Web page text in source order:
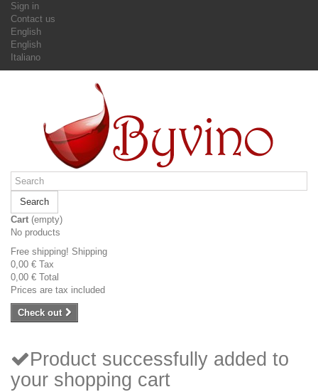
Sign in
Contact us
English
English
Italiano
Search
Cart (empty)
No products
Free shipping! Shipping
0,00 € Tax
0,00 € Total
Prices are tax included
Check out
Product successfully added to
your shopping cart